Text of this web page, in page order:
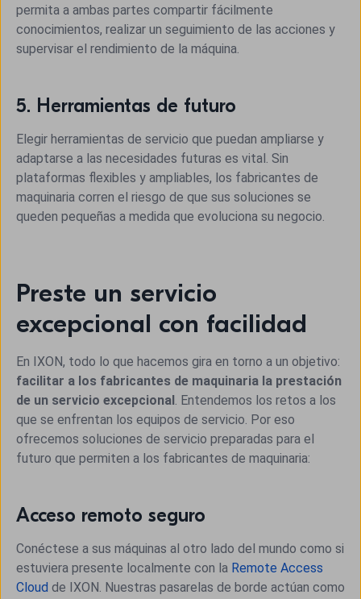
permita a ambas partes compartir fácilmente
conocimientos, realizar un seguimiento de las acciones y
supervisar el rendimiento de la máquina.
5. Herramientas de futuro
Elegir herramientas de servicio que puedan ampliarse y
adaptarse a las necesidades futuras es vital. Sin
plataformas flexibles y ampliables, los fabricantes de
maquinaria corren el riesgo de que sus soluciones se
queden pequeñas a medida que evoluciona su negocio.
Preste un servicio
excepcional con facilidad
En IXON, todo lo que hacemos gira en torno a un objetivo:
facilitar a los fabricantes de maquinaria la prestación
de un servicio excepcional . Entendemos los retos a los
que se enfrentan los equipos de servicio. Por eso
ofrecemos soluciones de servicio preparadas para el
futuro que permiten a los fabricantes de maquinaria:
Acceso remoto seguro
Conéctese a sus máquinas al otro lado del mundo como si
estuviera presente localmente con la Remote Access
Cloud de IXON. Nuestras pasarelas de borde actúan como